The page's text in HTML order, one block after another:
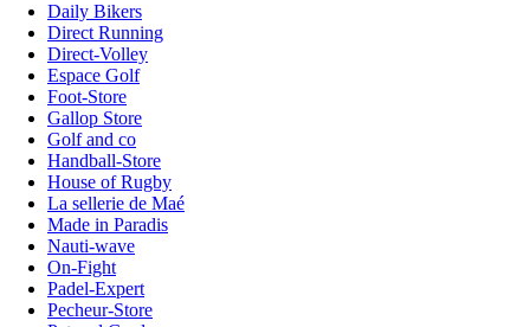
Daily Bikers
Direct Running
Direct-Volley
Espace Golf
Foot-Store
Gallop Store
Golf and co
Handball-Store
House of Rugby
La sellerie de Maé
Made in Paradis
Nauti-wave
On-Fight
Padel-Expert
Pecheur-Store